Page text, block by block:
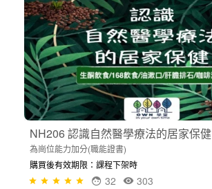
NH206 認識自然醫學療法的居家保健
為崗位能力加分(職能證書)
購買後有效期限：課程下架時
303
32